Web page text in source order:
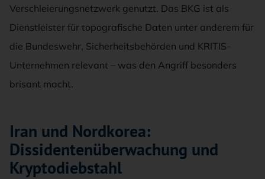
Verschleierungsnetzwerk genutzt. Das BKG ist als
Dienstleister für topografische Daten unter anderem für
die Bundeswehr, Sicherheitsbehörden und KRITIS-
Unternehmen relevant – was den Angriff besonders
brisant macht.
Iran und Nordkorea:
Dissidentenüberwachung und
Kryptodiebstahl